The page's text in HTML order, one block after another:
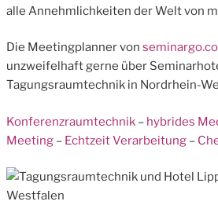
alle Annehmlichkeiten der Welt von
Die Meetingplanner von
unzweifelhaft gerne über
Tagungsraumtechnik in Nordrhein-
Konferenzraumtechnik – hybrides
Meeting – Echtzeit Verarbeitung –